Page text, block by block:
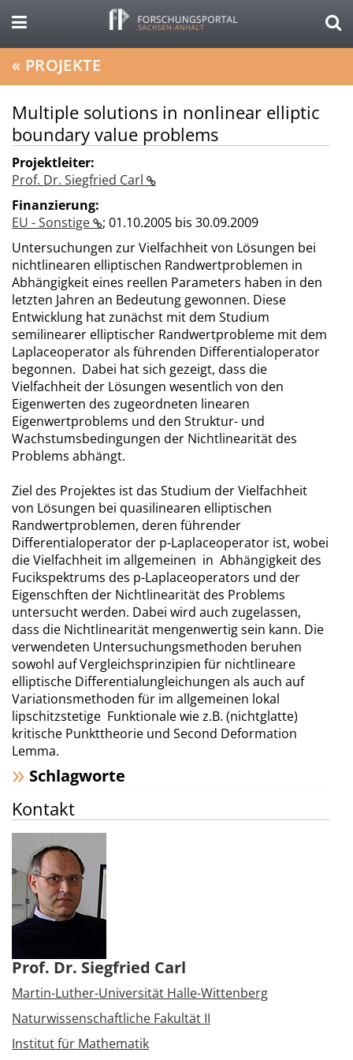
« PROJEKTE
Multiple solutions in nonlinear elliptic
boundary value problems
Projektleiter:
Prof. Dr. Siegfried Carl
Finanzierung:
EU - Sonstige
; 01.10.2005 bis 30.09.2009
Untersuchungen zur Vielfachheit von Lösungen bei
nichtlinearen elliptischen Randwertproblemen in
Abhängigkeit eines reellen Parameters haben in den
letzten Jahren an Bedeutung gewonnen. Diese
Entwicklung hat zunächst mit dem Studium
semilinearer elliptischer Randwertprobleme mit dem
Laplaceoperator als führenden Differentialoperator
begonnen. Dabei hat sich gezeigt, dass die
Vielfachheit der Lösungen wesentlich von den
Eigenwerten des zugeordneten linearen
Eigenwertproblems und den Struktur- und
Wachstumsbedingungen der Nichtlinearität des
Problems abhängt.
Ziel des Projektes ist das Studium der Vielfachheit
von Lösungen bei quasilinearen elliptischen
Randwertproblemen, deren führender
Differentialoperator der p-Laplaceoperator ist, wobei
die Vielfachheit im allgemeinen in Abhängigkeit des
Fucikspektrums des p-Laplaceoperators und der
Eigenschften der Nichtlinearität des Problems
untersucht werden. Dabei wird auch zugelassen,
dass die Nichtlinearität mengenwertig sein kann. Die
verwendeten Untersuchungsmethoden beruhen
sowohl auf Vergleichsprinzipien für nichtlineare
elliptische Differentialungleichungen als auch auf
Variationsmethoden für im allgemeinen lokal
lipschitzstetige Funktionale wie z.B. (nichtglatte)
kritische Punkttheorie und Second Deformation
Lemma.
Schlagworte
Kontakt
Prof. Dr. Siegfried Carl
Martin-Luther-Universität Halle-Wittenberg
Naturwissenschaftliche Fakultät II
Institut für Mathematik